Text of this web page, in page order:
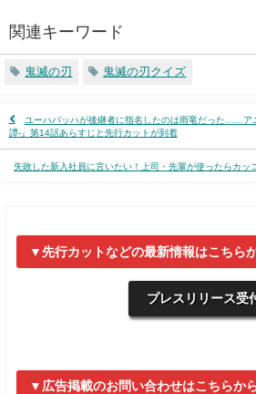
関連キーワード
鬼滅の刃 鬼滅の刃クイズ
ユーハバッハが後継者に指名したのは雨竜だった……ア
譚-』第14話あらすじと先行カットが到着
失敗した新入社員に言いたい！上司・先輩が使ったらカッ
▼先行カットなどの最新情報はこちら
プレスリリース受
▼広告掲載のお問い合わせはこちらか